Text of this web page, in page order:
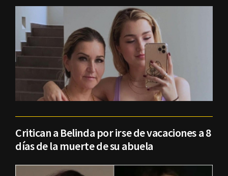
Critican a Belinda por irse de vacaciones a 8
días de la muerte de su abuela